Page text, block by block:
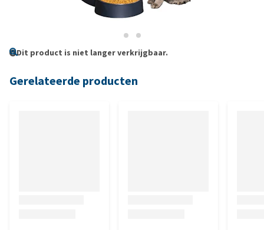
Dit product is niet langer verkrijgbaar.
Gerelateerde producten